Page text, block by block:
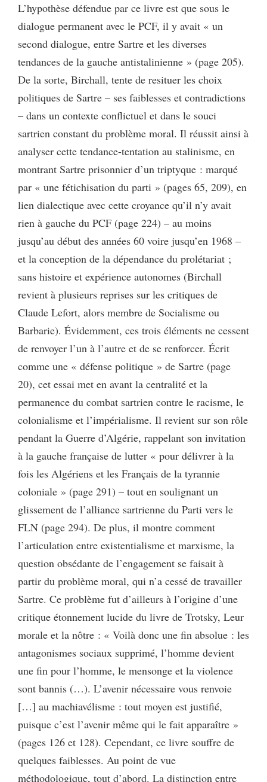
L’hypothèse défendue par ce livre est que sous le
dialogue permanent avec le PCF, il y avait « un
second dialogue, entre Sartre et les diverses
tendances de la gauche antistalinienne » (page 205).
De la sorte, Birchall, tente de resituer les choix
politiques de Sartre – ses faiblesses et contradictions
– dans un contexte conflictuel et dans le souci
sartrien constant du problème moral. Il réussit ainsi à
analyser cette tendance-tentation au stalinisme, en
montrant Sartre prisonnier d’un triptyque : marqué
par « une fétichisation du parti » (pages 65, 209), en
lien dialectique avec cette croyance qu’il n’y avait
rien à gauche du PCF (page 224) – au moins
jusqu’au début des années 60 voire jusqu’en 1968 –
et la conception de la dépendance du prolétariat ;
sans histoire et expérience autonomes (Birchall
revient à plusieurs reprises sur les critiques de
Claude Lefort, alors membre de Socialisme ou
Barbarie). Évidemment, ces trois éléments ne cessent
de renvoyer l’un à l’autre et de se renforcer. Écrit
comme une « défense politique » de Sartre (page
20), cet essai met en avant la centralité et la
permanence du combat sartrien contre le racisme, le
colonialisme et l’impérialisme. Il revient sur son rôle
pendant la Guerre d’Algérie, rappelant son invitation
à la gauche française de lutter « pour délivrer à la
fois les Algériens et les Français de la tyrannie
coloniale » (page 291) – tout en soulignant un
glissement de l’alliance sartrienne du Parti vers le
FLN (page 294). De plus, il montre comment
l’articulation entre existentialisme et marxisme, la
question obsédante de l’engagement se faisait à
partir du problème moral, qui n’a cessé de travailler
Sartre. Ce problème fut d’ailleurs à l’origine d’une
critique étonnement lucide du livre de Trotsky, Leur
morale et la nôtre : « Voilà donc une fin absolue : les
antagonismes sociaux supprimé, l’homme devient
une fin pour l’homme, le mensonge et la violence
sont bannis (…). L’avenir nécessaire vous renvoie
[…] au machiavélisme : tout moyen est justifié,
puisque c’est l’avenir même qui le fait apparaître »
(pages 126 et 128). Cependant, ce livre souffre de
quelques faiblesses. Au point de vue
méthodologique, tout d’abord. La distinction entre